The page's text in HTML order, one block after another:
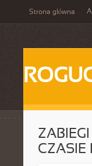
Strona główna
CZASIE